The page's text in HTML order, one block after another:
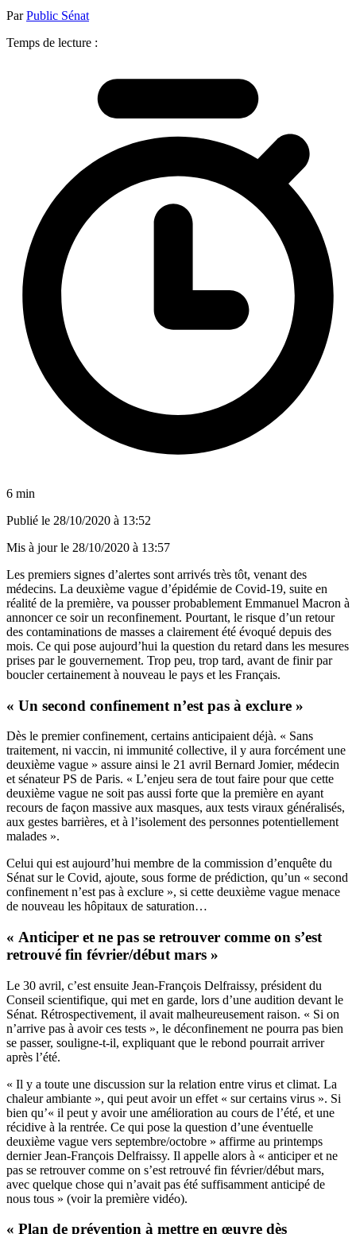
ParPublic Sénat
Temps de lecture :
6 min
Publié le 28/10/2020 à 13:52
Mis à jour le 28/10/2020 à 13:57
Les premiers signes d’alertes sont arrivés très tôt, venant des
médecins. La deuxième vague d’épidémie de Covid-19, suite en
réalité de la première, va pousser probablement Emmanuel Macron à
annoncer ce soir un reconfinement. Pourtant, le risque d’un retour
des contaminations de masses a clairement été évoqué depuis des
mois. Ce qui pose aujourd’hui la question du retard dans les mesures
prises par le gouvernement. Trop peu, trop tard, avant de finir par
boucler certainement à nouveau le pays et les Français.
« Un second confinement n’est pas à exclure »
Dès le premier confinement, certains anticipaient déjà. « Sans
traitement, ni vaccin, ni immunité collective, il y aura forcément une
deuxième vague » assure ainsi le 21 avril Bernard Jomier, médecin
et sénateur PS de Paris. « L’enjeu sera de tout faire pour que cette
deuxième vague ne soit pas aussi forte que la première en ayant
recours de façon massive aux masques, aux tests viraux généralisés,
aux gestes barrières, et à l’isolement des personnes potentiellement
malades ».
Celui qui est aujourd’hui membre de la commission d’enquête du
Sénat sur le Covid, ajoute, sous forme de prédiction, qu’un « second
confinement n’est pas à exclure », si cette deuxième vague menace
de nouveau les hôpitaux de saturation…
« Anticiper et ne pas se retrouver comme on s’est
retrouvé fin février/début mars »
Le 30 avril, c’est ensuite Jean-François Delfraissy, président du
Conseil scientifique, qui met en garde, lors d’une audition devant le
Sénat. Rétrospectivement, il avait malheureusement raison. « Si on
n’arrive pas à avoir ces tests », le déconfinement ne pourra pas bien
se passer, souligne-t-il, expliquant que le rebond pourrait arriver
après l’été.
« Il y a toute une discussion sur la relation entre virus et climat. La
chaleur ambiante », qui peut avoir un effet « sur certains virus ». Si
bien qu’« il peut y avoir une amélioration au cours de l’été, et une
récidive à la rentrée. Ce qui pose la question d’une éventuelle
deuxième vague vers septembre/octobre » affirme au printemps
dernier Jean-François Delfraissy. Il appelle alors à « anticiper et ne
pas se retrouver comme on s’est retrouvé fin février/début mars,
avec quelque chose qui n’avait pas été suffisamment anticipé de
nous tous » (voir la première vidéo).
« Plan de prévention à mettre en œuvre dès